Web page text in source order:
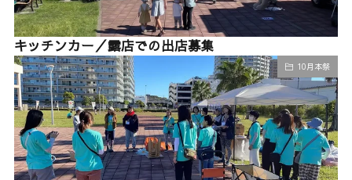
キッチンカー／露店での出店募集
10月本祭